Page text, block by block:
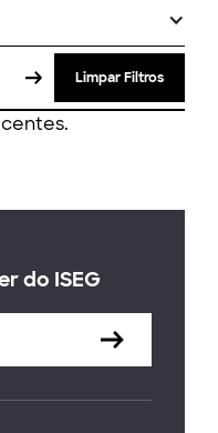
Limpar Filtros
do ISEG